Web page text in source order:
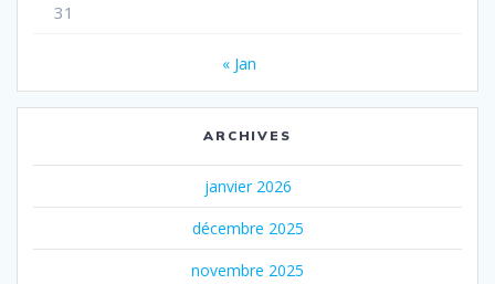
31
« Jan
ARCHIVES
janvier 2026
décembre 2025
novembre 2025